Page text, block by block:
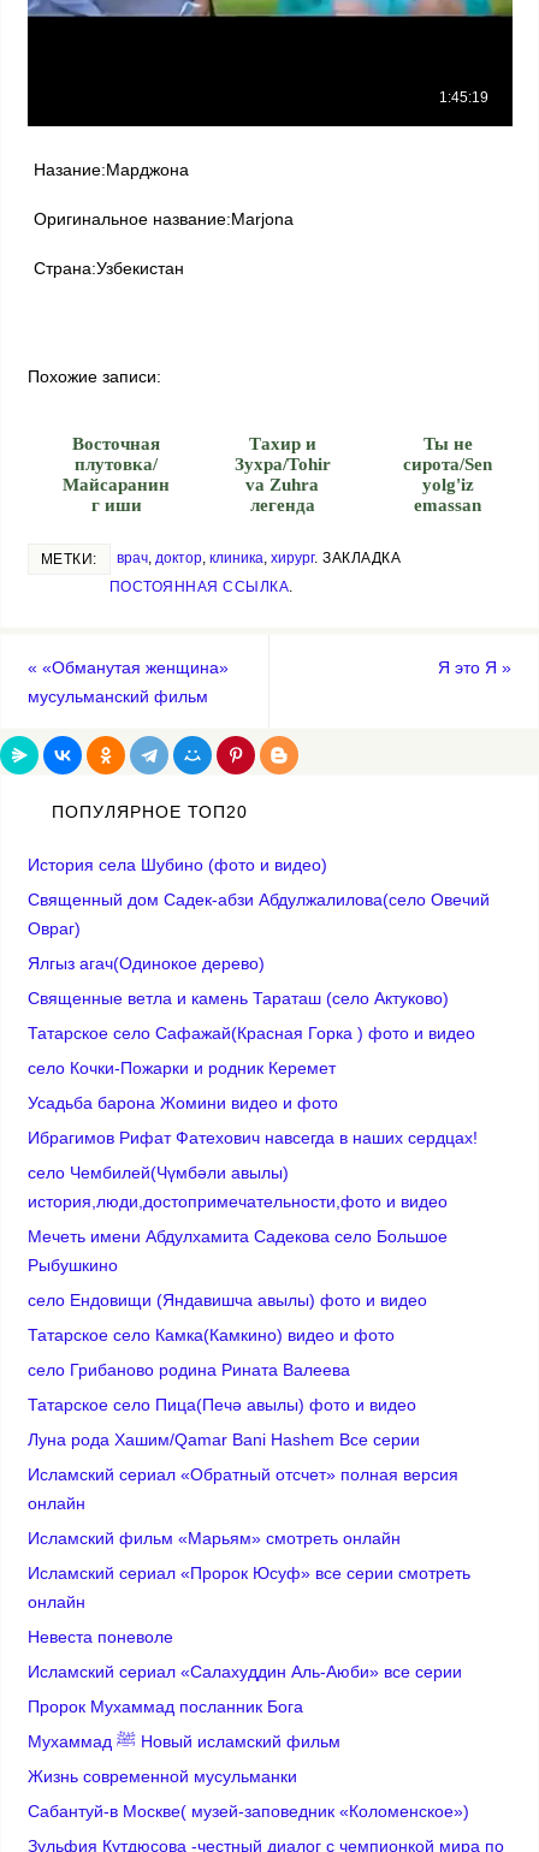
Назание:Марджона
Оригинальное название:Marjona
Страна:Узбекистан
Похожие записи:
Восточная
плутовка/
Майсаранин
г иши
Тахир и
Зухра/Tohir
va Zuhra
легенда
Ты не
сирота/Sen
yolg'iz
emassan
МЕТКИ: врач, доктор, клиника хирург. ЗАКЛАДКА
ПОСТОЯННАЯ ССЫЛКА
« «Обманутая женщина»
мусульманский фильм
Я это Я»
ПОПУЛЯРНОЕ ТОП20
История села Шубино (фото и видео)
Священный дом Садек-абзи Абдулжалилова(село Овечий
Овраг)
Ялгыз агач(Одинокое дерево)
Cвященные ветла и камень Тараташ (село Актуково)
Татарское село Сафажай(Красная Горка ) фото и видео
село Кочки-Пожарки и родник Керемет
Усадьба барона Жомини видео и фото
Ибрагимов Рифат Фатехович навсегда в наших сердцах!
село Чембилей(Чүмбәли авылы)
история,люди,достопримечательности,фото и видео
Мечеть имени Абдулхамита Садекова село Большое
Рыбушкино
село Ендовищи (Яндавишча авылы) фото и видео
Татарское село Камка(Камкино) видео и фото
село Грибаново родина Рината Валеева
Татарское село Пица(Печә авылы) фото и видео
Луна рода Хашим/Qamar Bani Hashem Все серии
Исламский сериал «Обратный отсчет» полная версия
онлайн
Исламский фильм «Марьям» смотреть онлайн
Исламский сериал «Пророк Юсуф» все серии смотреть
онлайн
Невеста поневоле
Исламский сериал «Салахуддин Аль-Аюби» все серии
Пророк Мухаммад посланник Бога
Мухаммад ﷺ Новый исламский фильм
Жизнь современной мусульманки
Сабантуй-в Москве( музей-заповедник «Коломенское»)
Зульфия Кутдюсова -честный диалог с чемпионкой мира по